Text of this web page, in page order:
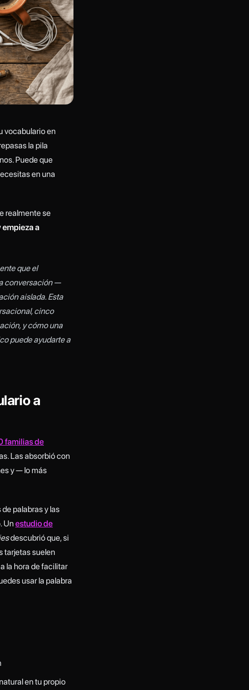
vocabulario en
la pila
Puede que
en una
realmente se
empieza a
que el
conversación —
aislada. Esta
cinco
y cómo una
puede ayudarte a
a
familias de
Las absorbió con
y — lo más
palabras y las
Unestudio de
descubrió que, si
tarjetas suelen
la hora de facilitar
usar la palabra
en tu propio